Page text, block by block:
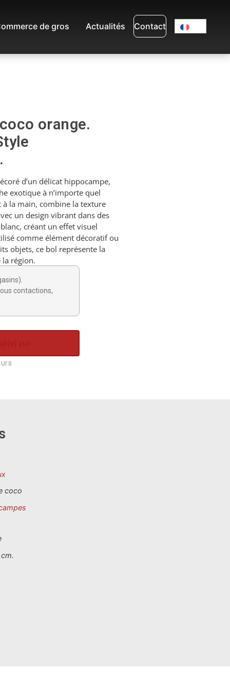
de gros Actualités Contact
orange.
d’un délicat hippocampe,
exotique à n’importe quel
à la main, combine la texture
un design vibrant dans des
créant un effet visuel
comme élément décoratif ou
objets, ce bol représente la
région.
contactions,
par
coco